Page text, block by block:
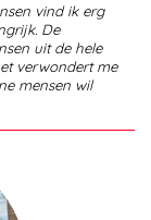
vind ik erg
De
uit de hele
verwondert me
mensen wil